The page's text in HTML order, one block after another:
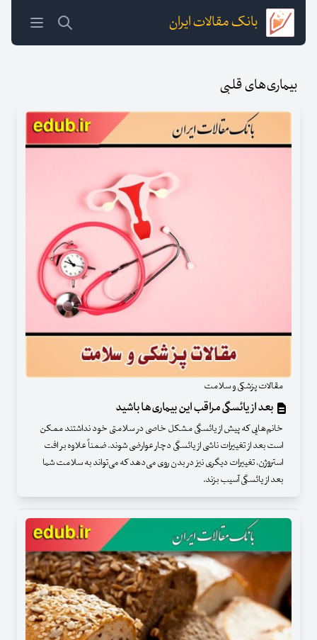
بانک مقالات ایران
بیماری‌های قلبی
مقالات پزشکی و سلامت
بعد از یائسگی مراقب این بیماری‌ها باشید
خانم‌هایی که پیش از یائسگی مشکل خاصی در سلامتی خود نداشتند ممکن
است بعد از تغییرات ناشی از یائسگی دچار عوارضی شوند. ضمناً علاوه بر افت
استروژن، تغییرات دیگری نیز در بدن روی می‌دهد که می‌تواند به سلامت شما
بعد از یائسگی آسیب بزند.